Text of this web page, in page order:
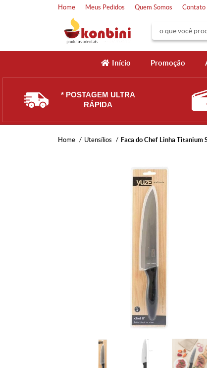
Home Meus Pedidos Quem Somos Contato
Início Promoção
* POSTAGEM ULTRA
RÁPIDA
Home Utensílios Faca do Chef Linha Titanium